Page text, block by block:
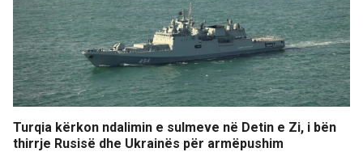
Turqia kërkon ndalimin e sulmeve në Detin e Zi, i bën
thirrje Rusisë dhe Ukrainës për armëpushim